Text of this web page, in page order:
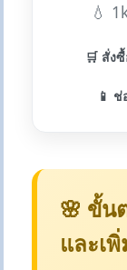
💧
🛒 สั่ง
📱
🌸 ขั้น
และเ